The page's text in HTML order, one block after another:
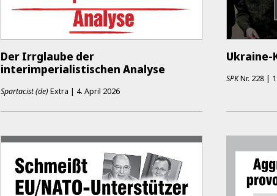
Der Irrglaube der
interimperialistischen Analyse
Spartacist (de) Extra | 4. April 2026
Ukraine-
SPKNr. 228 |